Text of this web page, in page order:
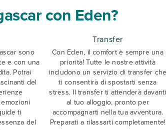
con Eden?
sono
e con una
Potrai
del
ti
del
Transfer
Con Eden, il comfort è sempre una
priorità! Tutte le nostre attività
includono un servizio di transfer che
ti consentirà di spostarti senza
stress. Il transfer ti attenderà davanti
al tuo alloggio, pronto per
accompagnarti nella tua avventura.
Preparati a rilassarti completamente!